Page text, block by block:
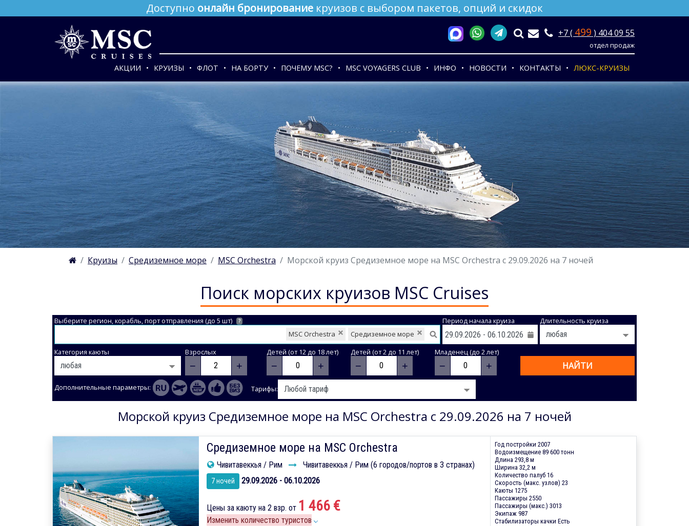
Доступно онлайн бронирование круизов с выбором пакетов, опций и скидок
+7 ( 499 ) 404 09 55
отдел продаж
АКЦИИ КРУИЗЫ ФЛОТ НА БОРТУ ПОЧЕМУ MSC? MSC VOYAGERS CLUB ИНФО НОВОСТИ КОНТАКТЫ ЛЮКС-КРУИЗЫ
Круизы Средиземное море MSC Orchestra Морской круиз Средиземное море на MSC Orchestra с 29.09.2026 на 7 ночей
Поиск морских круизов MSC Cruises
Выберите регион, корабль, порт отправления (до 5 шт) ?
Средиземное море
MSC Orchestra
Период начала круиза Длительность круиза
Категория каюты Взрослых
− +
Детей (от 12 до 18 лет)
− +
Детей (от 2 до 11 лет)
− +
Младенец (до 2 лет)
− + НАЙТИ
Дополнительные параметры: Тарифы:
Морской круиз Средиземное море на MSC Orchestra с 29.09.2026 на 7 ночей
Средиземное море на MSC Orchestra
Чивитавеккья / Рим Чивитавеккья / Рим (6 городов/портов в 3 странах)
7 ночей 29.09.2026 - 06.10.2026
Цены за каюту на 2 взр. от 1 466 €
Изменить количество туристов
Год постройки 2007
Водоизмещение 89 600 тонн
Длина 293,8 м
Ширина 32,2 м
Количество палуб 16
Скорость (макс. узлов) 23
Каюты 1275
Пассажиры 2550
Пассажиры (макс.) 3013
Экипаж 987
Стабилизаторы качки Есть